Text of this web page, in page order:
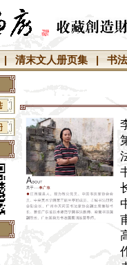
清末文人册页集 书